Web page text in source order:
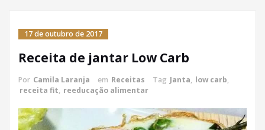
17 de outubro de 2017
Receita de jantar Low Carb
Por Camila Laranja em Receitas Tag Janta, low carb,
receita fit, reeducação alimentar